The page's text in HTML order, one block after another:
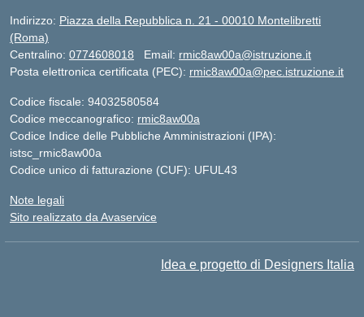
Indirizzo: Piazza della Repubblica n. 21 - 00010 Montelibretti
(Roma)
Centralino: 0774608018 Email: rmic8aw00a@istruzione.it
Posta elettronica certificata (PEC): rmic8aw00a@pec.istruzione.it
Codice fiscale: 94032580584
Codice meccanografico: rmic8aw00a
Codice Indice delle Pubbliche Amministrazioni (IPA):
istsc_rmic8aw00a
Codice unico di fatturazione (CUF): UFUL43
Note legali
Sito realizzato da Avaservice
Idea e progetto di Designers Italia